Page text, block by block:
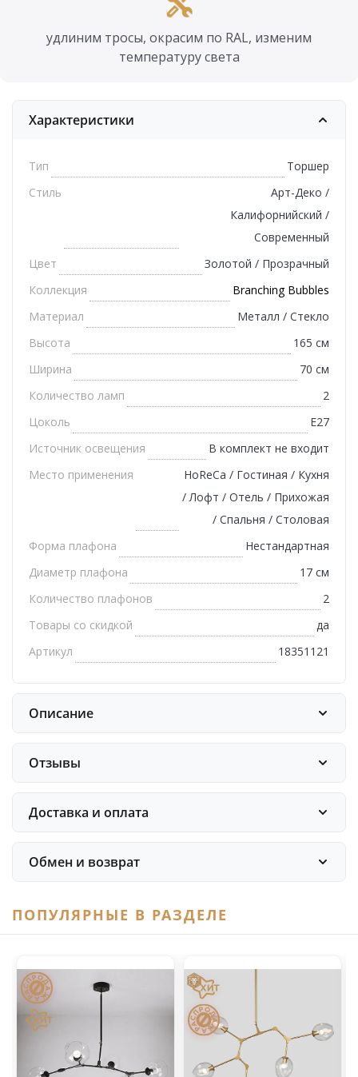
удлиним тросы, окрасим по RAL, изменим
температуру света
Характеристики
Тип
Торшер
Стиль
Арт-Деко /
Калифорнийский /
Современный
Цвет
Золотой / Прозрачный
Коллекция
Branching Bubbles
Материал
Металл / Стекло
Высота
165 см
Ширина
70 см
Количество ламп
2
Цоколь
E27
Источник освещения
В комплект не входит
Место применения
HoReCa / Гостиная / Кухня
/ Лофт / Отель / Прихожая
/ Спальня / Столовая
Форма плафона
Нестандартная
Диаметр плафона
17 см
Количество плафонов
2
Товары со скидкой
да
Артикул
18351121
Описание
Отзывы
Доставка и оплата
Обмен и возврат
ПОПУЛЯРНЫЕ В РАЗДЕЛЕ